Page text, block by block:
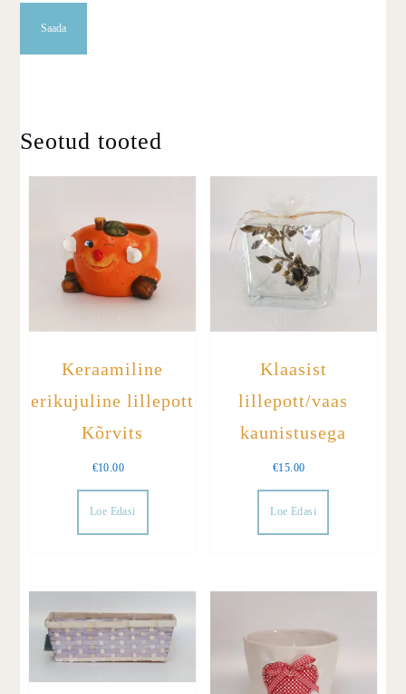
Seotud tooted
Keraamiline
erikujuline lillepott
Kõrvits
€10.00
Loe Edasi
Klaasist
lillepott/vaas
kaunistusega
€15.00
Loe Edasi